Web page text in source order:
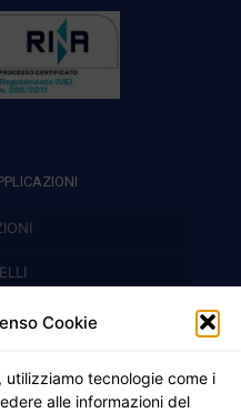
Cookie
utilizziamo tecnologie come i
alle informazioni del
modulari
a pannelli
battuto
chiusini